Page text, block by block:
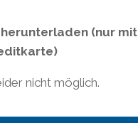
(nur mit
nicht möglich.